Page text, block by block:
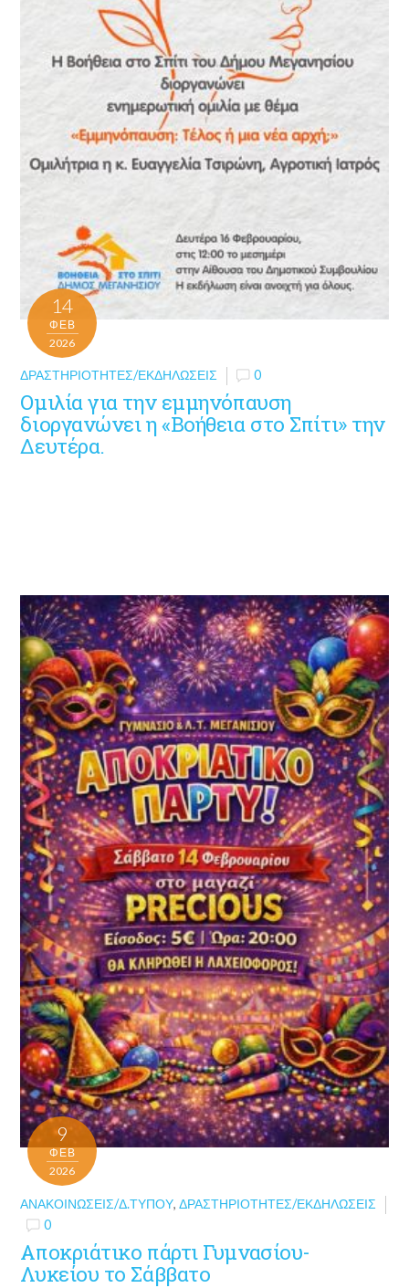
14
ΦΕΒ
2026
ΔΡΑΣΤΗΡΙΌΤΗΤΕΣ/ΕΚΔΗΛΏΣΕΙΣ 0
Ομιλία για την εμμηνόπαυση
διοργανώνει η «Βοήθεια στο Σπίτι» την
Δευτέρα.
9
ΦΕΒ
2026
ΑΝΑΚΟΙΝΏΣΕΙΣ/Δ.ΤΎΠΟΥ,ΔΡΑΣΤΗΡΙΌΤΗΤΕΣ/ΕΚΔΗΛΏΣΕΙΣ
0
Αποκριάτικο πάρτι Γυμνασίου-
Λυκείου το Σάββατο